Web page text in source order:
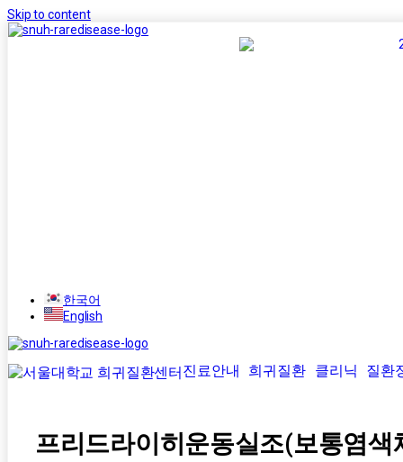
Skip to content
한국어
English
진료안내 희귀질환 클리닉 질환
프리드라이히운동실조(보통염색